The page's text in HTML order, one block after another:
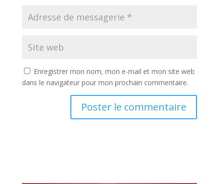
Enregistrer mon nom, mon e-mail et mon site web
dans le navigateur pour mon prochain commentaire.